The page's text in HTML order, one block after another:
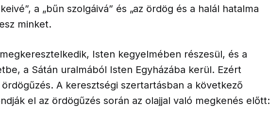
a „bűn szolgáivá” és „az ördög és a halál hatalma
minket.
Isten kegyelmében részesül, és a
a Sátán uralmából Isten Egyházába kerül. Ezért
A keresztségi szertartásban a következő
el az ördögűzés során az olajjal való megkenés előtt: